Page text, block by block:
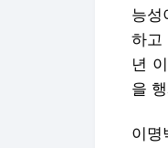
능성
하고
년
을
이명